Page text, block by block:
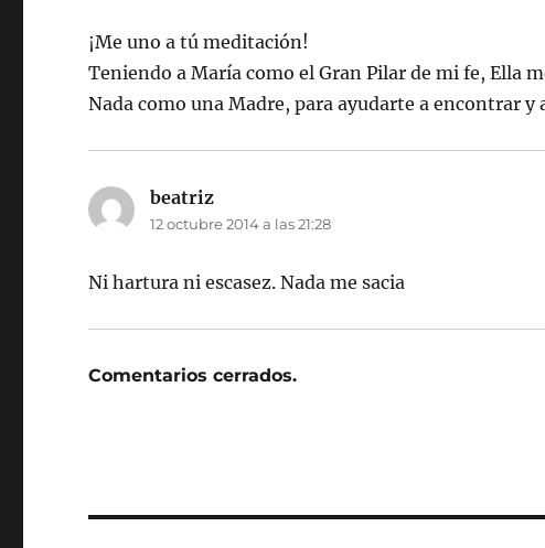
¡Me uno a tú meditación!
Teniendo a María como el Gran Pilar de mi fe, Ella
Nada como una Madre, para ayudarte a encontrar y
beatriz
12 octubre 2014 a las 21:28
Ni hartura ni escasez. Nada me sacia
Comentarios cerrados.